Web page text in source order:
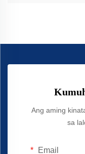
Ang aming
sa
Email